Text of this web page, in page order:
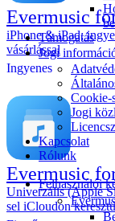
Támogatás
Jogi
Cookie-
Jogi
Kapcsolat
Rólunk
Felhasználói
Evermusic
iPhone & iPad;
vásárlással
Evermusic
Univerzális (Apple
sel iCloudon
Ingyenes